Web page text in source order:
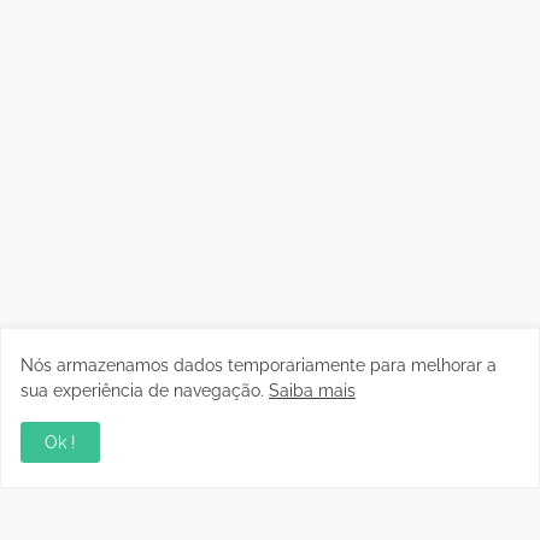
Nós armazenamos dados temporariamente para melhorar a
sua experiência de navegação. Saiba mais
Ok !